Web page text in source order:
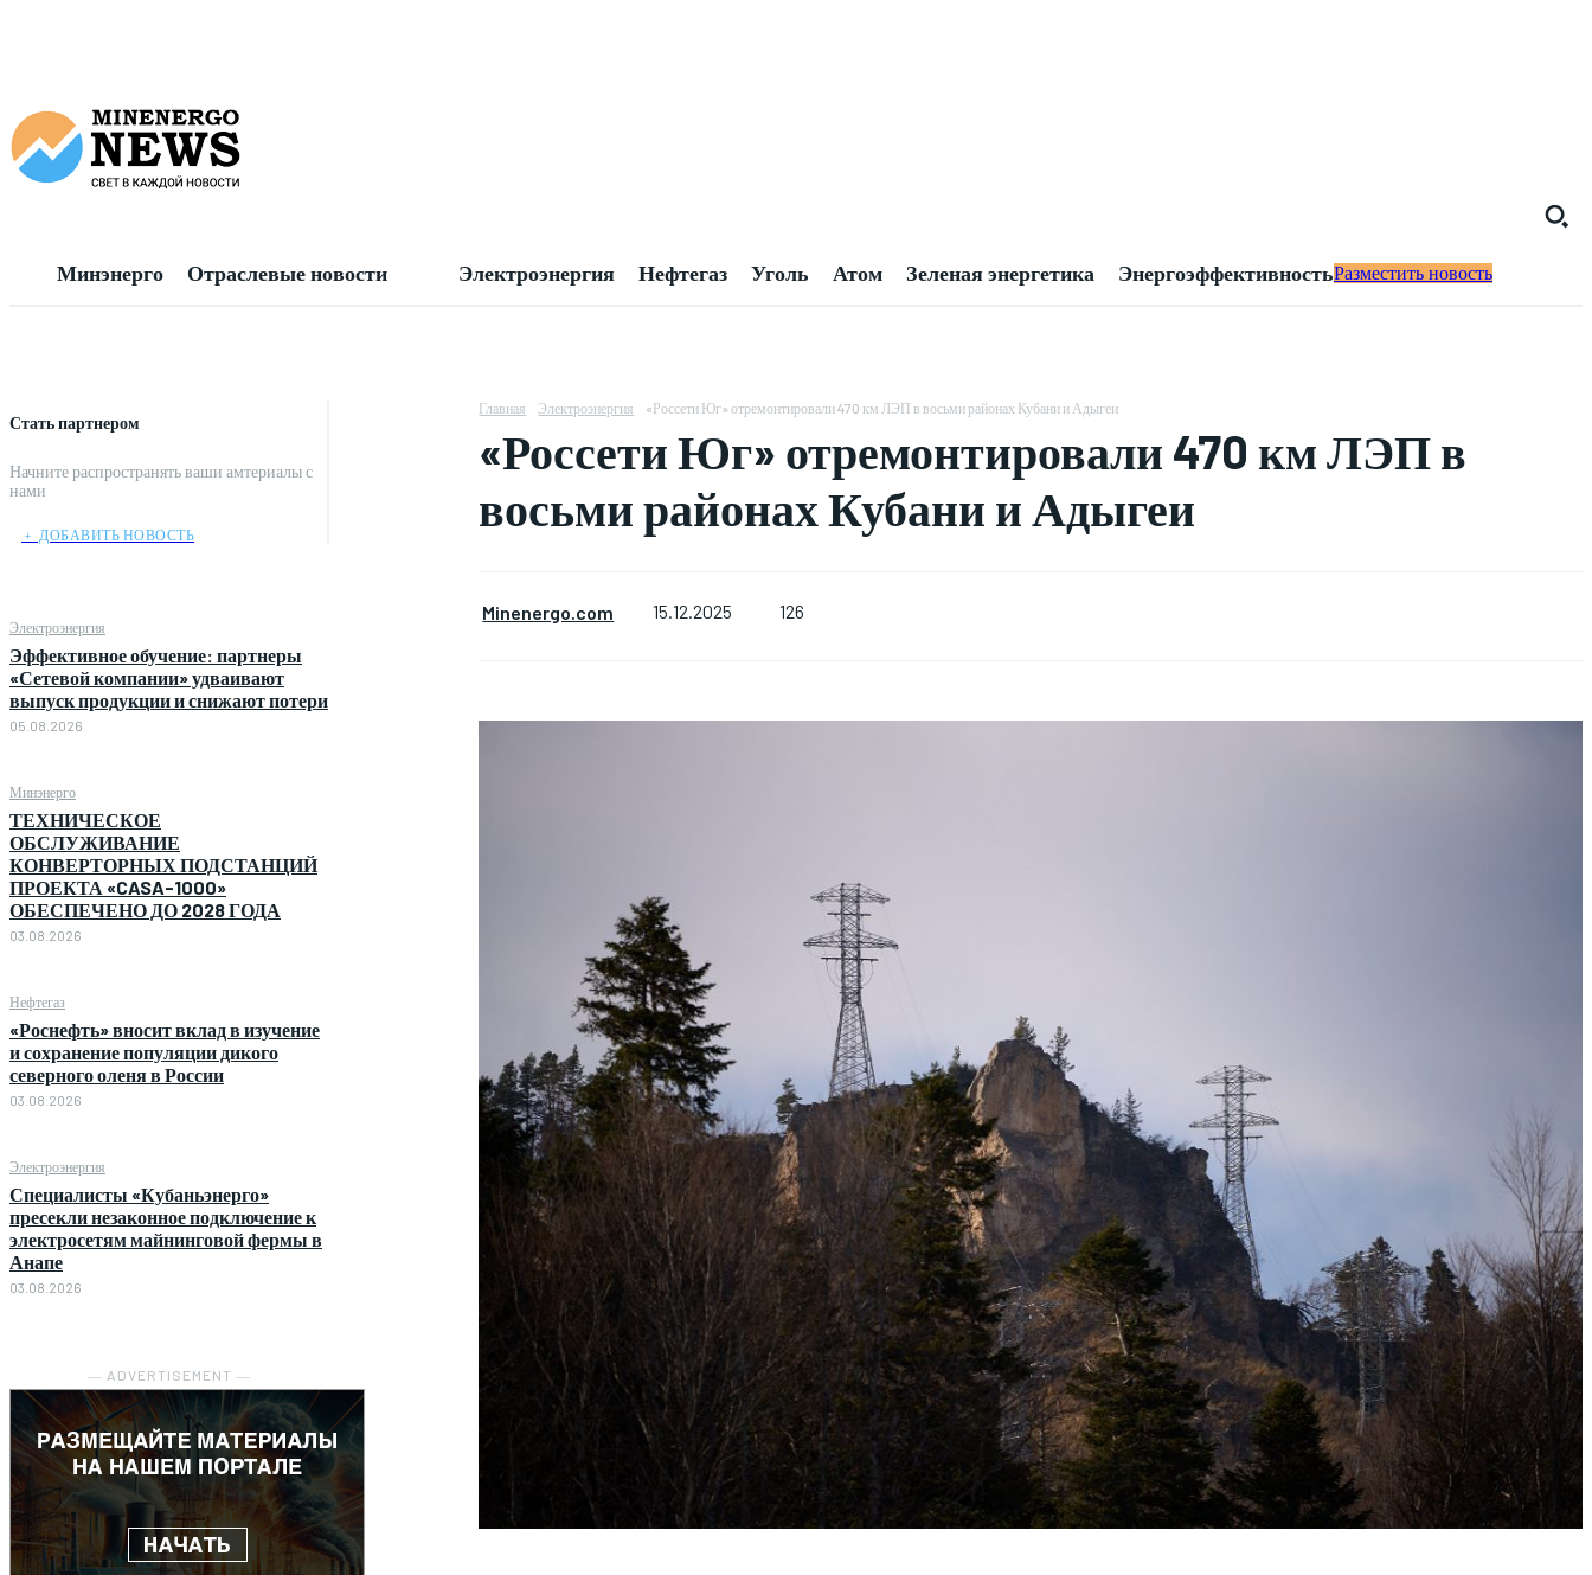
Минэнерго Отраслевые новости Электроэнергия Нефтегаз Уголь Атом Зеленая энергетика ЭнергоэффективностьРазместить новость
Стать партнером
Начните распространять ваши амтериалы с
нами
﹢ ДОБАВИТЬ НОВОСТЬ
Электроэнергия
Эффективное обучение: партнеры
«Сетевой компании» удваивают
выпуск продукции и снижают потери
05.08.2026
Минэнерго
ТЕХНИЧЕСКОЕ
ОБСЛУЖИВАНИЕ
КОНВЕРТОРНЫХ ПОДСТАНЦИЙ
ПРОЕКТА «CASA-1000»
ОБЕСПЕЧЕНО ДО 2028 ГОДА
03.08.2026
Нефтегаз
«Роснефть» вносит вклад в изучение
и сохранение популяции дикого
северного оленя в России
03.08.2026
Электроэнергия
Специалисты «Кубаньэнерго»
пресекли незаконное подключение к
электросетям майнинговой фермы в
Анапе
03.08.2026
― ADVERTISEMENT ―
Главная Электроэнергия «Россети Юг» отремонтировали 470 км ЛЭП в восьми районах Кубани и Адыгеи
«Россети Юг» отремонтировали 470 км ЛЭП в
восьми районах Кубани и Адыгеи
Minenergo.com 15.12.2025 126